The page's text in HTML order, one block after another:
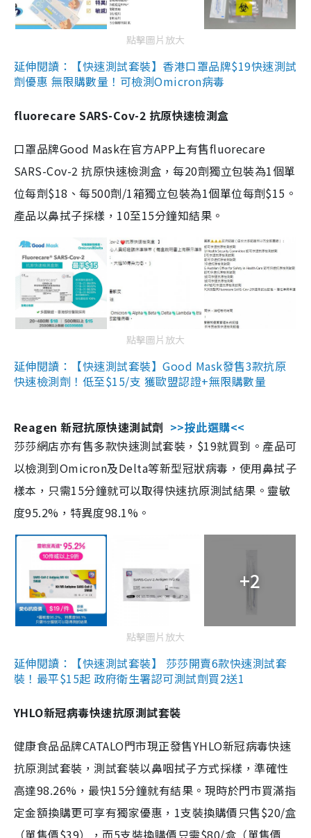
點擊圖片放大
延伸閱讀：【快速測試套裝】香港口罩品牌$19快速測試
劑優惠 無限購數量！可檢測Omicron病毒
fluorecare SARS-Cov-2 抗原快速檢測盒
口罩品牌Good Mask在官方APP上有售fluorecare
SARS-Cov-2 抗原快速檢測盒，每20劑獨立包裝為1個單
位每劑$18、每500劑/1箱獨立包裝為1個單位每劑$15。
產品以鼻拭子採樣，10至15分鐘知結果。
點擊圖片放大
延伸閱讀：【快速測試套裝】Good Mask發售3款抗原
快速檢測劑！低至$15/支 獲歐盟認證+無限購數量
Reagen 新冠抗原快速測試劑 >>按此選購<<
莎莎網店亦有售多款快速測試套裝，$19就買到。產品可
以檢測到Omicron及Delta等新型冠狀病毒，使用鼻拭子
樣本，只需15分鐘就可以取得快速抗原測試結果。靈敏
度95.2%，特異度98.1%。
+2
點擊圖片放大
延伸閱讀：【快速測試套裝】 莎莎開賣6款快速測試套
裝！最平$15起 政府衛生署認可測試劑買2送1
YHLO新冠病毒快速抗原測試套裝
健康食品品牌CATALO門市現正發售YHLO新冠病毒快速
抗原測試套裝，測試套裝以鼻咽拭子方式採樣，準確性
高達98.26%，最快15分鐘就有結果。現時於門市買滿指
定金額換購更可享有獨家優惠，1支裝換購價只售$20/盒
（單售價$39），而5支裝換購價只需$80/盒（單售價